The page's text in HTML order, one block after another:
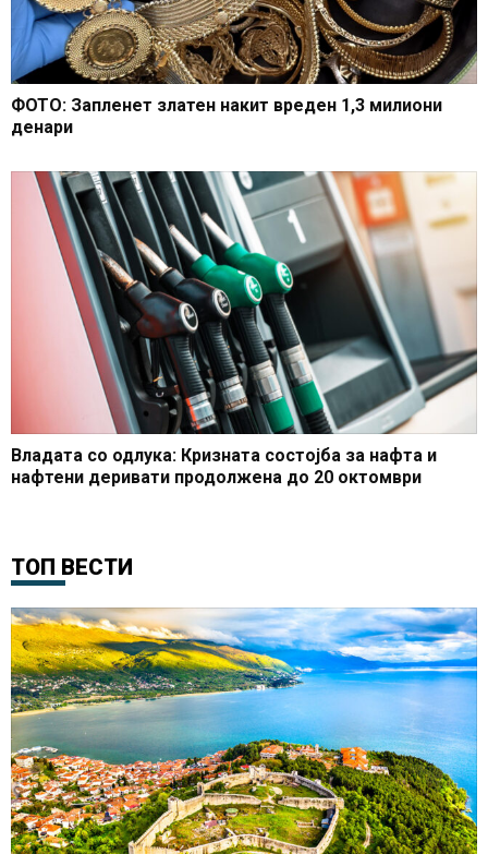
ФОТО: Запленет златен накит вреден 1,3 милиони
денари
Владата со одлука: Кризната состојба за нафта и
нафтени деривати продолжена до 20 октомври
ТОП ВЕСТИ